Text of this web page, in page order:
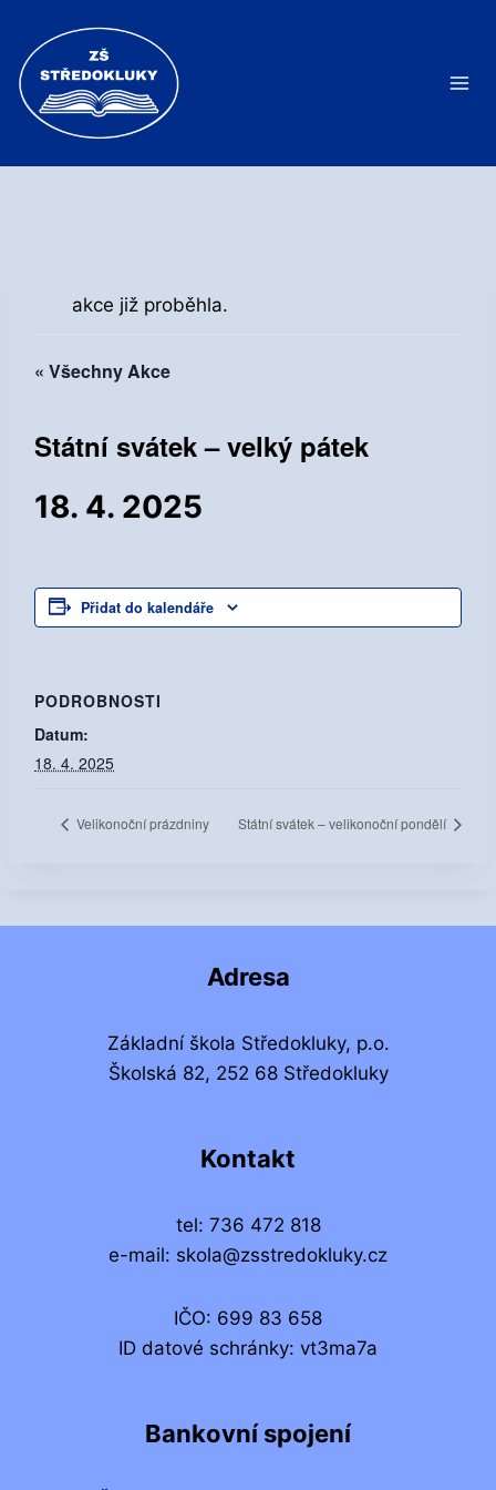
obsah
akce již proběhla.
« Všechny Akce
Státní svátek – velký pátek
18. 4. 2025
Přidat do kalendáře
PODROBNOSTI
Datum:
18. 4. 2025
Velikonoční prázdniny Státní svátek – velikonoční pondělí
Adresa
Základní škola Středokluky, p.o.
Školská 82, 252 68 Středokluky
Kontakt
tel: 736 472 818
e-mail: skola@zsstredokluky.cz
IČO: 699 83 658
ID datové schránky: vt3ma7a
Bankovní spojení